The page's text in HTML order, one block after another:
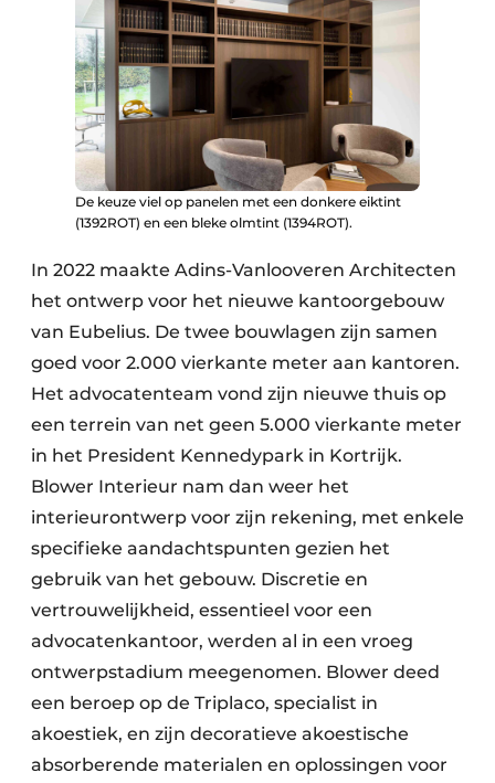
De keuze viel op panelen met een donkere eiktint
(1392ROT) en een bleke olmtint (1394ROT).
In 2022 maakte Adins-Vanlooveren Architecten
het ontwerp voor het nieuwe kantoorgebouw
van Eubelius. De twee bouwlagen zijn samen
goed voor 2.000 vierkante meter aan kantoren.
Het advocatenteam vond zijn nieuwe thuis op
een terrein van net geen 5.000 vierkante meter
in het President Kennedypark in Kortrijk.
Blower Interieur nam dan weer het
interieurontwerp voor zijn rekening, met enkele
specifieke aandachtspunten gezien het
gebruik van het gebouw. Discretie en
vertrouwelijkheid, essentieel voor een
advocatenkantoor, werden al in een vroeg
ontwerpstadium meegenomen. Blower deed
een beroep op de Triplaco, specialist in
akoestiek, en zijn decoratieve akoestische
absorberende materialen en oplossingen voor